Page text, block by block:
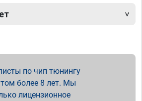
по чип тюнингу
более 8 лет. Мы
лицензионное